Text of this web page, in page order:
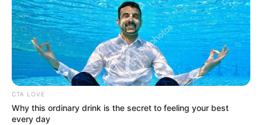
CTA LOVE
Why this ordinary drink is the secret to feeling your best
every day